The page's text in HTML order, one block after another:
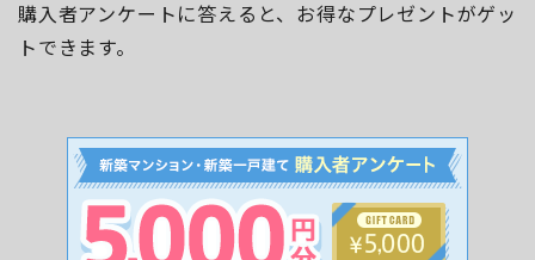
購入者アンケートに答えると、お得なプレゼントがゲッ
トできます。